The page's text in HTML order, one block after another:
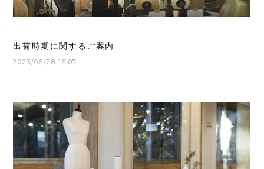
出荷時期に関するご案内
2023/06/28 16:07